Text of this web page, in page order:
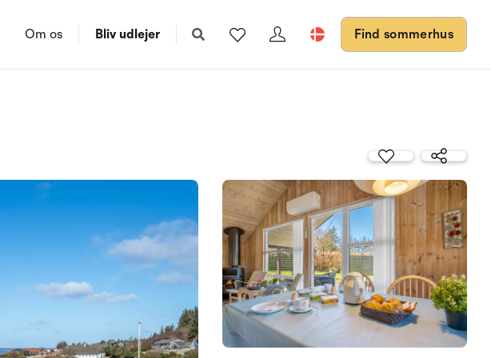
Om os Bliv udlejer Find sommerhus